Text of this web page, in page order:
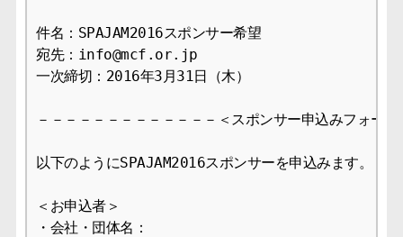
件名：SPAJAM2016スポンサー希望
宛先：info@mcf.or.jp
一次締切：2016年3月31日（木）
－－－－－－－－－－－－－＜スポンサー申込みフォー
以下のようにSPAJAM2016スポンサーを申込みます。
＜お申込者＞
・会社・団体名：